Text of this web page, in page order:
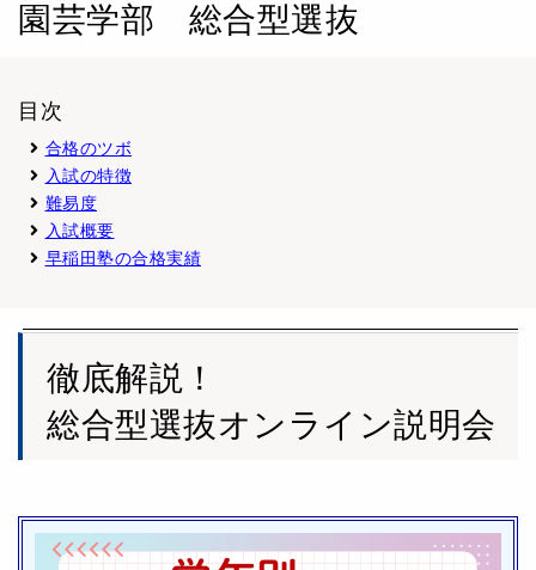
園芸学部 総合型選抜
目次
合格のツボ
入試の特徴
難易度
入試概要
早稲田塾の合格実績
徹底解説！
総合型選抜オンライン説明会